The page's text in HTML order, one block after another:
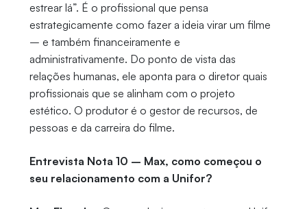
estrear lá”. É o profissional que pensa
estrategicamente como fazer a ideia virar um filme
– e também financeiramente e
administrativamente. Do ponto de vista das
relações humanas, ele aponta para o diretor quais
profissionais que se alinham com o projeto
estético. O produtor é o gestor de recursos, de
pessoas e da carreira do filme.
Entrevista Nota 10 – Max, como começou o
seu relacionamento com a Unifor?